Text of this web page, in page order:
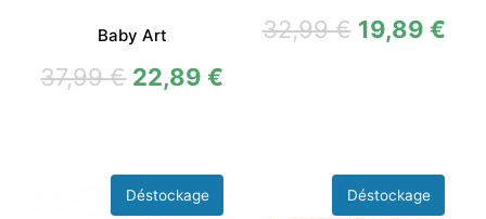
Baby Art
37,99€ 22,89€
32,99€ 19,89 €